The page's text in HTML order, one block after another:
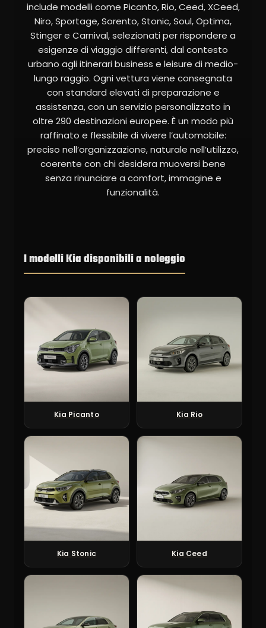
include modelli come Picanto, Rio, Ceed, XCeed,
Niro, Sportage, Sorento, Stonic, Soul, Optima,
Stinger e Carnival, selezionati per rispondere a
esigenze di viaggio differenti, dal contesto
urbano agli itinerari business e leisure di medio-
lungo raggio. Ogni vettura viene consegnata
con standard elevati di preparazione e
assistenza, con un servizio personalizzato in
oltre 290 destinazioni europee. È un modo più
raffinato e flessibile di vivere l’automobile:
preciso nell’organizzazione, naturale nell’utilizzo,
coerente con chi desidera muoversi bene
senza rinunciare a comfort, immagine e
funzionalità.
I modelli Kia disponibili a noleggio
Kia Picanto Kia Rio
Kia Stonic Kia Ceed